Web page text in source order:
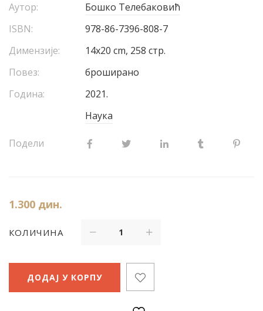
Аутор:
Бошко Телебаковић
ISBN:
978-86-7396-808-7
Димензије:
14х20 cm, 258 стр.
Повез:
броширано
Година:
2021.
Наука
Подели
1.300 дин.
КОЛИЧИНА
ДОДАЈ У КОРПУ